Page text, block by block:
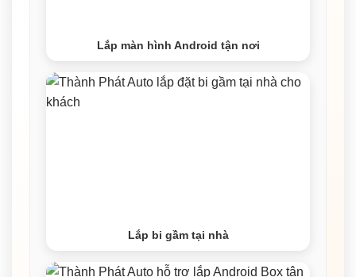
Lắp màn hình Android tận nơi
Lắp bi gầm tại nhà